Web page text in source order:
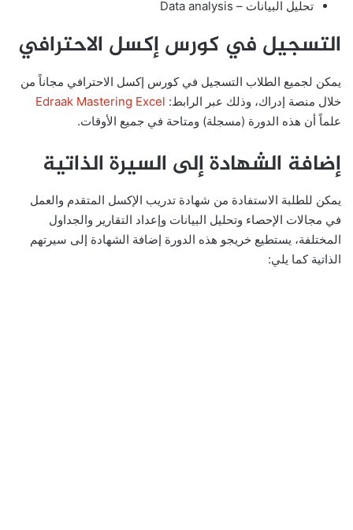
تحليل البيانات – Data analysis
التسجيل في كورس إكسل الاحترافي
يمكن لجميع الطلاب التسجيل في كورس إكسل الاحترافي مجاناً من
خلال منصة إدراك، وذلك عبر الرابط: Edraak Mastering Excel
علماً أن هذه الدورة (مسجلة) ومتاحة في جميع الأوقات.
إضافة الشهادة إلى السيرة الذاتية
يمكن للطلبة الاستفادة من شهادة تدريب الإكسل المتقدم والعمل
في مجالات الإحصاء وتحليل البيانات وإعداد التقارير والجداول
المختلفة، يستطيع خريجو هذه الدورة إضافة الشهادة إلى سيرتهم
الذاتية كما يلي: